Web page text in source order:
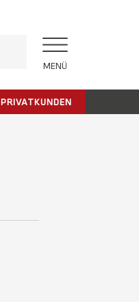
MENÜ
PRIVATKUNDEN